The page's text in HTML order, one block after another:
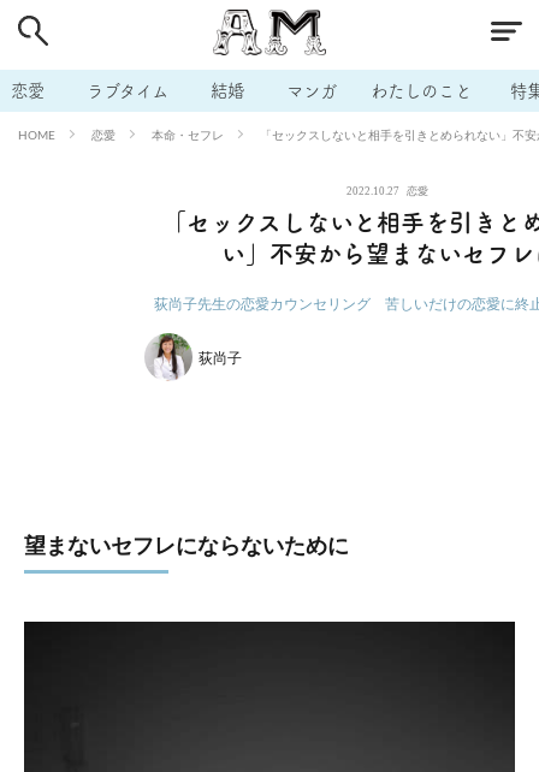
恋愛 ラブタイム 結婚 マンガ わたしのこと 特
HOME 恋愛 本命・セフレ 「セックスしないと相手を引きとめられない」不
2022.10.27 恋愛
「セックスしないと相手を引きと
い」不安から望まないセフレ
荻尚子先生の恋愛カウンセリング 苦しいだけの恋愛に終
荻尚子
望まないセフレにならないために
# 男の本音 # セフレ # 不倫
# 出会う方法 # マッチングアプリ # ラブグッズ # 体の相